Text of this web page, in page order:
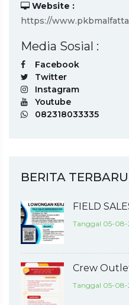
Website :
https://
Media Sosial :
Facebook
Twitter
Instagram
Youtube
082318033335
BERITA TERBARU
FIELD
Tanggal 05-
Crew
Tanggal 05-